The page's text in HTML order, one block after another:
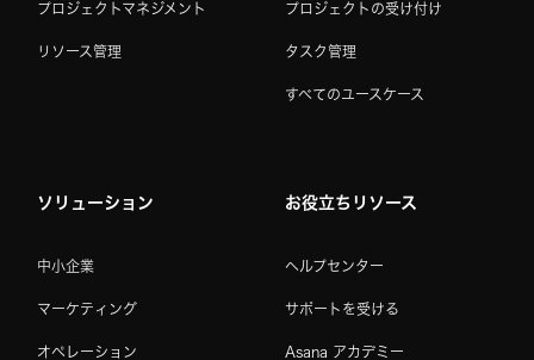
プロジェクトマネジメント
リソース管理
プロジェクトの受け付け
タスク管理
すべてのユースケース
ソリューション
中小企業
マーケティング
オペレーション
お役立ちリソース
ヘルプセンター
サポートを受ける
Asana アカデミー